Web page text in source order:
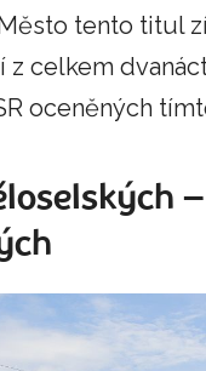
tento titul
z celkem
oceněných
–